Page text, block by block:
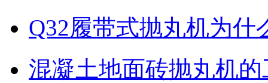
Q32履带式抛丸机为
混凝土地面砖抛丸机